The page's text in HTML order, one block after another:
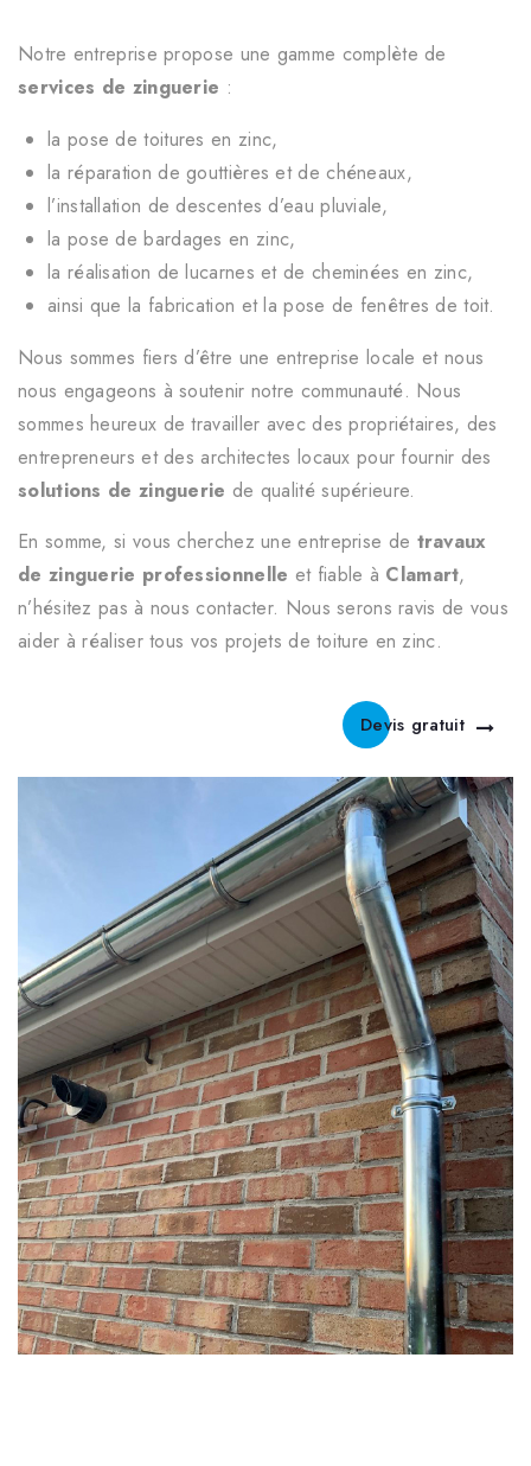
Notre entreprise propose une gamme complète de
services de zinguerie :
la pose de toitures en zinc,
la réparation de gouttières et de chéneaux,
l’installation de descentes d’eau pluviale,
la pose de bardages en zinc,
la réalisation de lucarnes et de cheminées en zinc,
ainsi que la fabrication et la pose de fenêtres de toit.
Nous sommes fiers d’être une entreprise locale et nous
nous engageons à soutenir notre communauté. Nous
sommes heureux de travailler avec des propriétaires, des
entrepreneurs et des architectes locaux pour fournir des
solutions de zinguerie de qualité supérieure.
En somme, si vous cherchez une entreprise de travaux
de zinguerie professionnelle et fiable à Clamart,
n’hésitez pas à nous contacter. Nous serons ravis de vous
aider à réaliser tous vos projets de toiture en zinc.
Devis gratuit